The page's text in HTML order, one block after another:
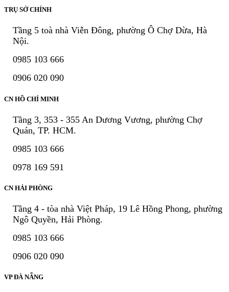
TRỤ SỞ CHÍNH
Tầng 5 toà nhà Viễn Đông, phường Ô Chợ Dừa, Hà
Nội.
0985 103 666
0906 020 090
CN HỒ CHÍ MINH
Tầng 3, 353 - 355 An Dương Vương, phường Chợ
Quán, TP. HCM.
0985 103 666
0978 169 591
CN HẢI PHÒNG
Tầng 4 - tòa nhà Việt Pháp, 19 Lê Hồng Phong, phường
Ngô Quyền, Hải Phòng.
0985 103 666
0906 020 090
VP ĐÀ NẴNG